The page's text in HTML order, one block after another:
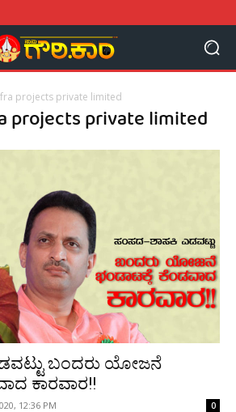
projects private limited
projects private limited
ಬಂದರು ಯೋಜನೆ
ಕಾರವಾರ!!
12:36 PM 0